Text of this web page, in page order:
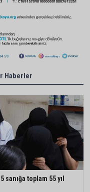
Haberler
sanığa toplam 55 yıl